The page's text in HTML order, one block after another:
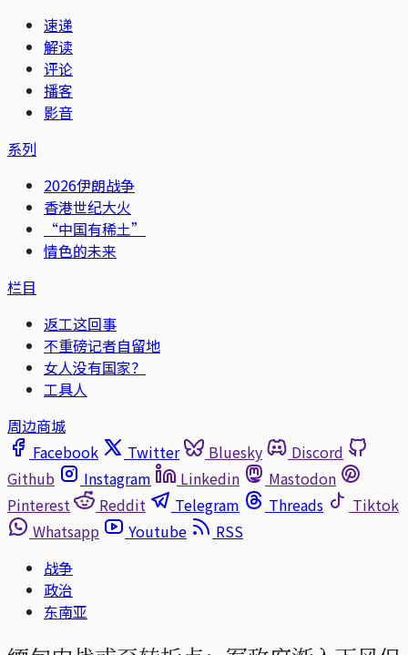
速递
解读
评论
播客
影音
系列
2026伊朗战争
香港世纪大火
“中国有稀土”
情色的未来
栏目
返工这回事
不重磅记者自留地
女人没有国家？
工具人
周边商城
Facebook
Twitter Bluesky
Discord
Github
Instagram Linkedin
Mastodon
Pinterest
Reddit Telegram Threads
Tiktok
Whatsapp
Youtube
RSS
战争
政治
东南亚